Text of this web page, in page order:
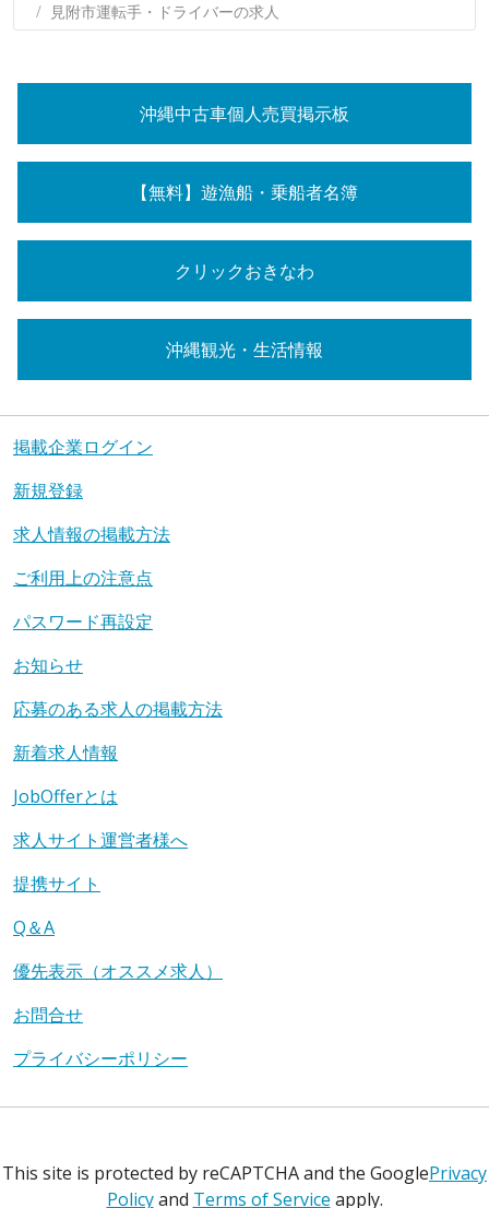
見附市運転手・ドライバーの求人
沖縄中古車個人売買掲示板
【無料】遊漁船・乗船者名簿
クリックおきなわ
沖縄観光・生活情報
掲載企業ログイン
新規登録
求人情報の掲載方法
ご利用上の注意点
パスワード再設定
お知らせ
応募のある求人の掲載方法
新着求人情報
JobOfferとは
求人サイト運営者様へ
提携サイト
Q＆A
優先表示（オススメ求人）
お問合せ
プライバシーポリシー
This site is protected by reCAPTCHA and the GooglePrivacy
Policyand Terms of Service apply.